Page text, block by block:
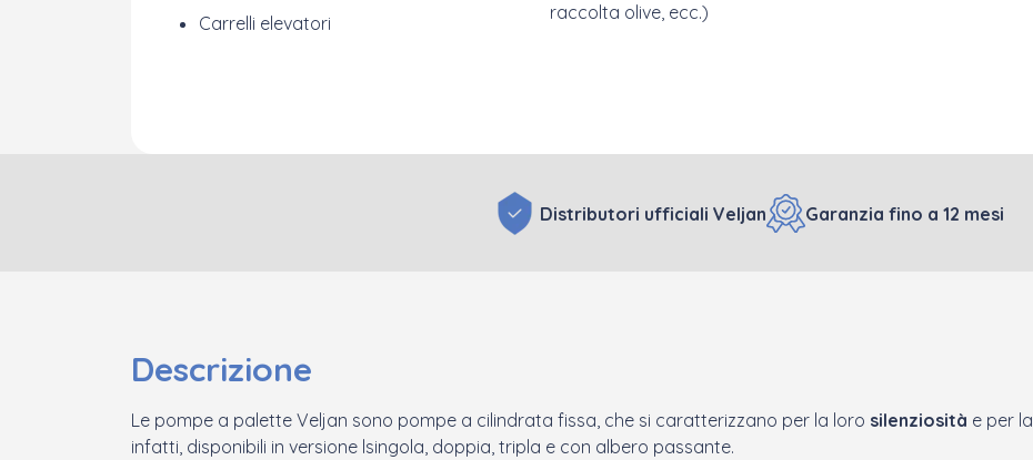
Carrelli elevatori
raccolta olive, ecc.)
Distributori ufficiali Veljan Garanzia fino a 12 mesi
Descrizione
Le pompe a palette Veljan sono pompe a cilindrata fissa, che si caratterizzano per la loro silenziosità e per la
infatti, disponibili in versione lsingola, doppia, tripla e con albero passante.